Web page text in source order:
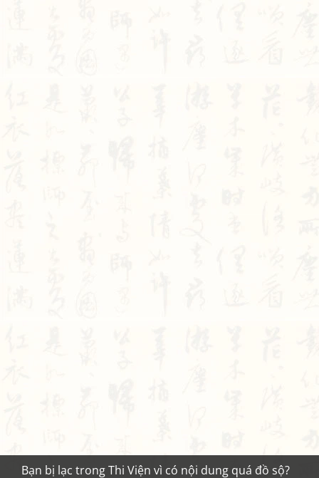
Bạn bị lạc trong Thi Viện vì có nội dung quá đồ sộ?